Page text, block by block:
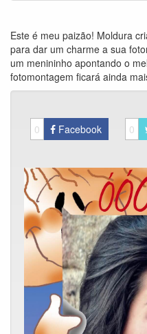
Este é meu paizão! Moldura
para dar um charme a sua
um menininho apontando o
fotomontagem ficará ainda
0 Facebook 0